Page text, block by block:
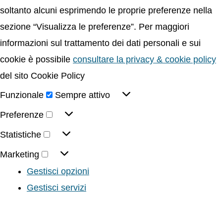
soltanto alcuni esprimendo le proprie preferenze nella
sezione “Visualizza le preferenze”. Per maggiori
informazioni sul trattamento dei dati personali e sui
cookie è possibile consultare la privacy & cookie policy
del sito Cookie Policy
Funzionale
Sempre attivo
Preferenze
Statistiche
Marketing
Gestisci opzioni
Gestisci servizi